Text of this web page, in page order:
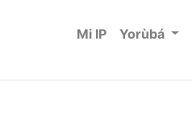
Mi IP Yorùbá